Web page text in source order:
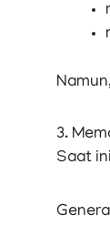
3.
Saat